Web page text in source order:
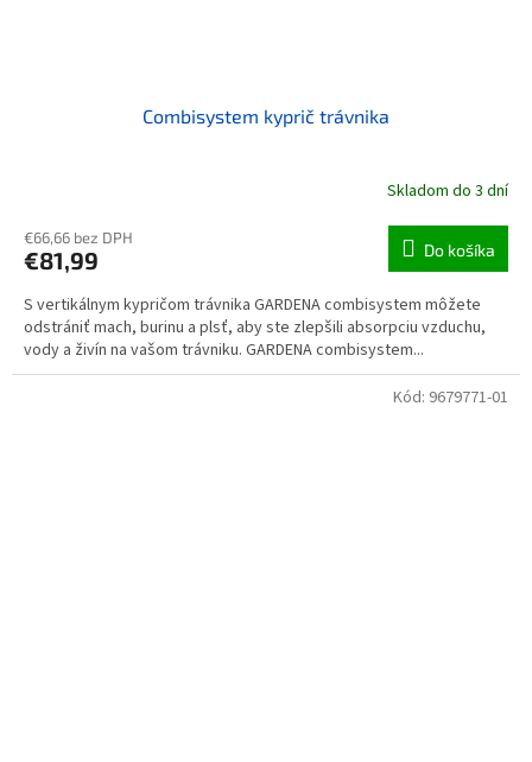
Combisystem kyprič trávnika
Skladom do 3 dní
€66,66 bez DPH
€81,99 Do košíka
S vertikálnym kypričom trávnika GARDENA combisystem môžete
odstrániť mach, burinu a plsť, aby ste zlepšili absorpciu vzduchu,
vody a živín na vašom trávniku. GARDENA combisystem...
Kód: 9679771-01